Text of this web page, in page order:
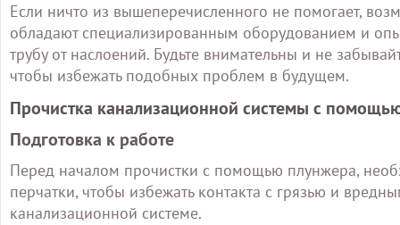
Если ничто из вышеперечисленного не помогает,
обладают специализированным оборудованием и
трубу от наслоений. Будьте внимательны и не
чтобы избежать подобных проблем в будущем.
Прочистка канализационной системы с
Подготовка к работе
Перед началом прочистки с помощью плунжера,
перчатки, чтобы избежать контакта с грязью и
канализационной системе.